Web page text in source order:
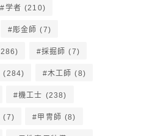
学者 (210)
彫金師 (7)
採掘師 (7)
(284) 木工師 (8)
機工士 (238)
(7) 甲冑師 (8)